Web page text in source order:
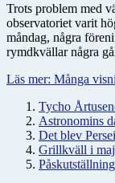
Trots problem med
observatoriet varit
måndag, några
rymdkvällar några
Läs mer: Många
Tycho
Astronomins
Det blev
Grillkväll i maj